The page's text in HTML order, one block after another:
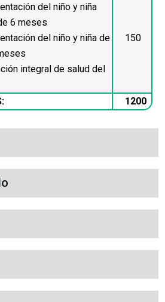
del niño y niña
6 meses
del niño y niña de
integral de salud del
150
1200